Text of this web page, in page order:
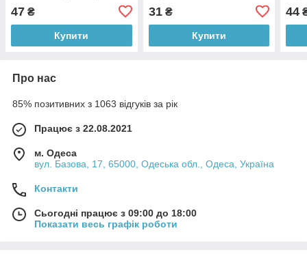
47 ₴
Купити
31₴
Купити
44
Про нас
85% позитивних з 1063 відгуків за рік
Працює з 22.08.2021
м. Одеса
вул. Базова, 17, 65000, Одеська обл., Одеса, Україна
Контакти
Сьогодні працює з 09:00 до 18:00
Показати весь графік роботи